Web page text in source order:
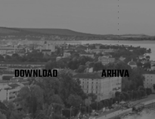
DOWNLOAD ARHIVA